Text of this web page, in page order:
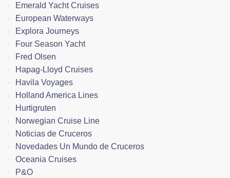
Emerald Yacht Cruises
European Waterways
Explora Journeys
Four Season Yacht
Fred Olsen
Hapag-Lloyd Cruises
Havila Voyages
Holland America Lines
Hurtigruten
Norwegian Cruise Line
Noticias de Cruceros
Novedades Un Mundo de Cruceros
Oceania Cruises
P&O